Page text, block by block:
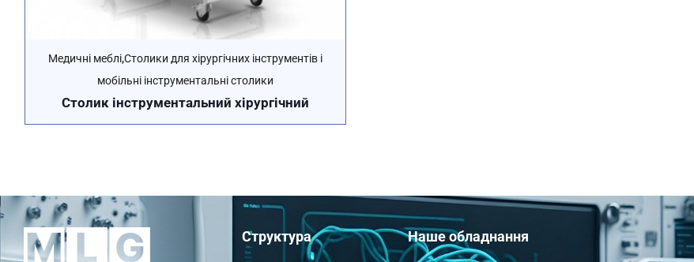
Медичні меблі,Столики для хірургічних інструментів і
мобільні інструментальні столики
Столик інструментальний хірургічний
Структура Наше обладнання